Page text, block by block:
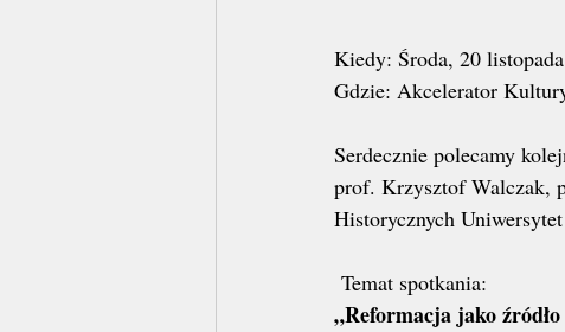
Kiedy: Środa, 20
Gdzie: Akcelerator
Serdecznie polecamy
prof. Krzysztof Walczak,
Historycznych
Temat spotkania:
„Reformacja jako